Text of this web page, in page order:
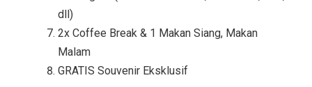
dll)
2x Coffee Break & 1 Makan Siang, Makan
Malam
GRATIS Souvenir Eksklusif